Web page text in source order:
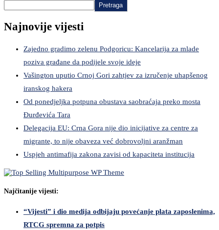
Pretraga
Najnovije vijesti
Zajedno gradimo zelenu Podgoricu: Kancelarija za mlade
poziva građane da podijele svoje ideje
Vašington uputio Crnoj Gori zahtjev za izručenje uhapšenog
iranskog hakera
Od ponedjeljka potpuna obustava saobraćaja preko mosta
Đurđevića Tara
Delegacija EU: Crna Gora nije dio inicijative za centre za
migrante, to nije obaveza već dobrovoljni aranžman
Uspjeh antimafija zakona zavisi od kapaciteta institucija
Najčitanije vijesti:
“Vijesti” i dio medija odbijaju povećanje plata zaposlenima,
RTCG spremna za potpis